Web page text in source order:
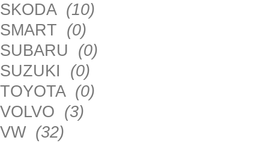
SKODA (10)
SMART (0)
SUBARU (0)
SUZUKI (0)
TOYOTA (0)
VOLVO (3)
VW (32)